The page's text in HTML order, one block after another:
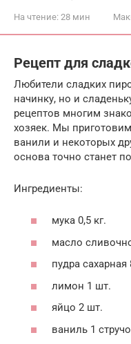
На чтение: 28 мин
Рецепт для
Любители сладких
начинку, но и
рецептов многим
хозяек. Мы
ванили и некоторых
основа точно станет
Ингредиенты:
мука 0,5 кг.
масло
пудра сахарная
лимон 1 шт.
яйцо 2 шт.
ваниль 1